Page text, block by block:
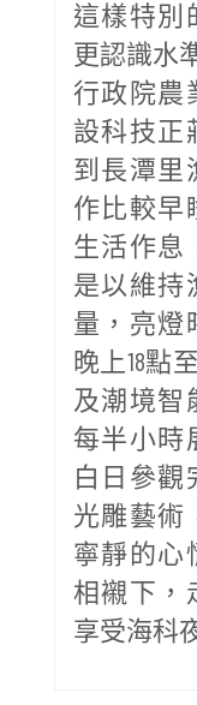
這樣特別
更認識水
行政院農
設科技正
到長潭里
作比較早
生活作息
是以維持
量，亮燈
晚上18點
及潮境智
每半小時
白日參觀
光雕藝術
寧靜的心
相襯下，
享受海科